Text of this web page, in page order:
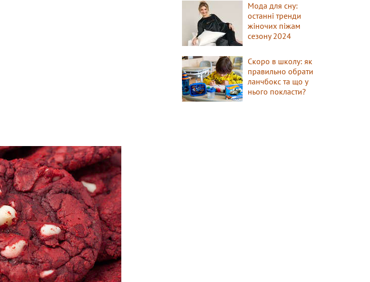
Мода для сну:
останні тренди
жіночих піжам
сезону 2024
Скоро в школу: як
правильно обрати
ланчбокс та що у
нього покласти?